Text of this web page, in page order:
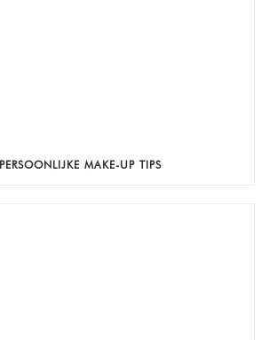
PERSOONLIJKE MAKE-UP TIPS